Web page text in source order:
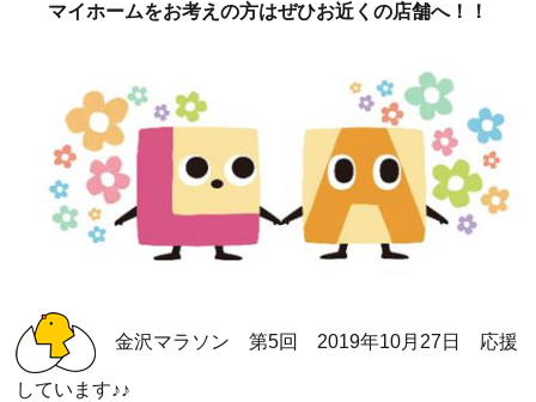
マイホームをお考えの方はぜひお近くの店舗へ！！
金沢マラソン 第5回 2019年10月27日 応援
しています♪♪